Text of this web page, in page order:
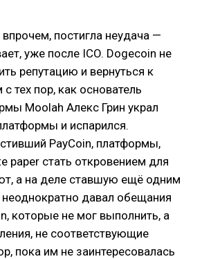
постигла неудача —
уже после ICO. Dogecoin не
репутацию и вернуться к
тех пор, как основатель
Moolah Алекс Грин украл
и испарился.
PayCoin, платформы,
paper стать откровением для
а на деле ставшую ещё одним
давал обещания
которые не мог выполнить, а
не соответствующие
пока им не заинтересовалась